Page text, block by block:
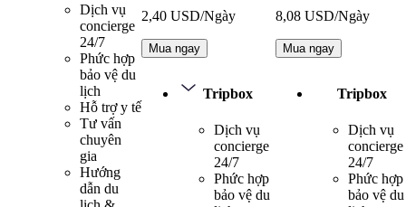
Dịch vụ
concierge
24/7
Phức hợp
bảo vệ du
lịch
Hỗ trợ y tế
Tư vấn
chuyên
gia
Hướng
dẫn du
2,40 USD/Ngày
Mua ngay
Tripbox
Dịch vụ
concierge
24/7
Phức hợp
bảo vệ du
8,08 USD/Ngày
Mua ngay
Tripbox
Dịch vụ
concierge
24/7
Phức hợp
bảo vệ du